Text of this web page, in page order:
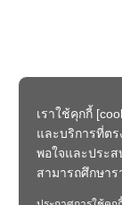
เราใช้คุกกี้
และบริการที่ต
พอใจและประ
สามารถศึกษาร